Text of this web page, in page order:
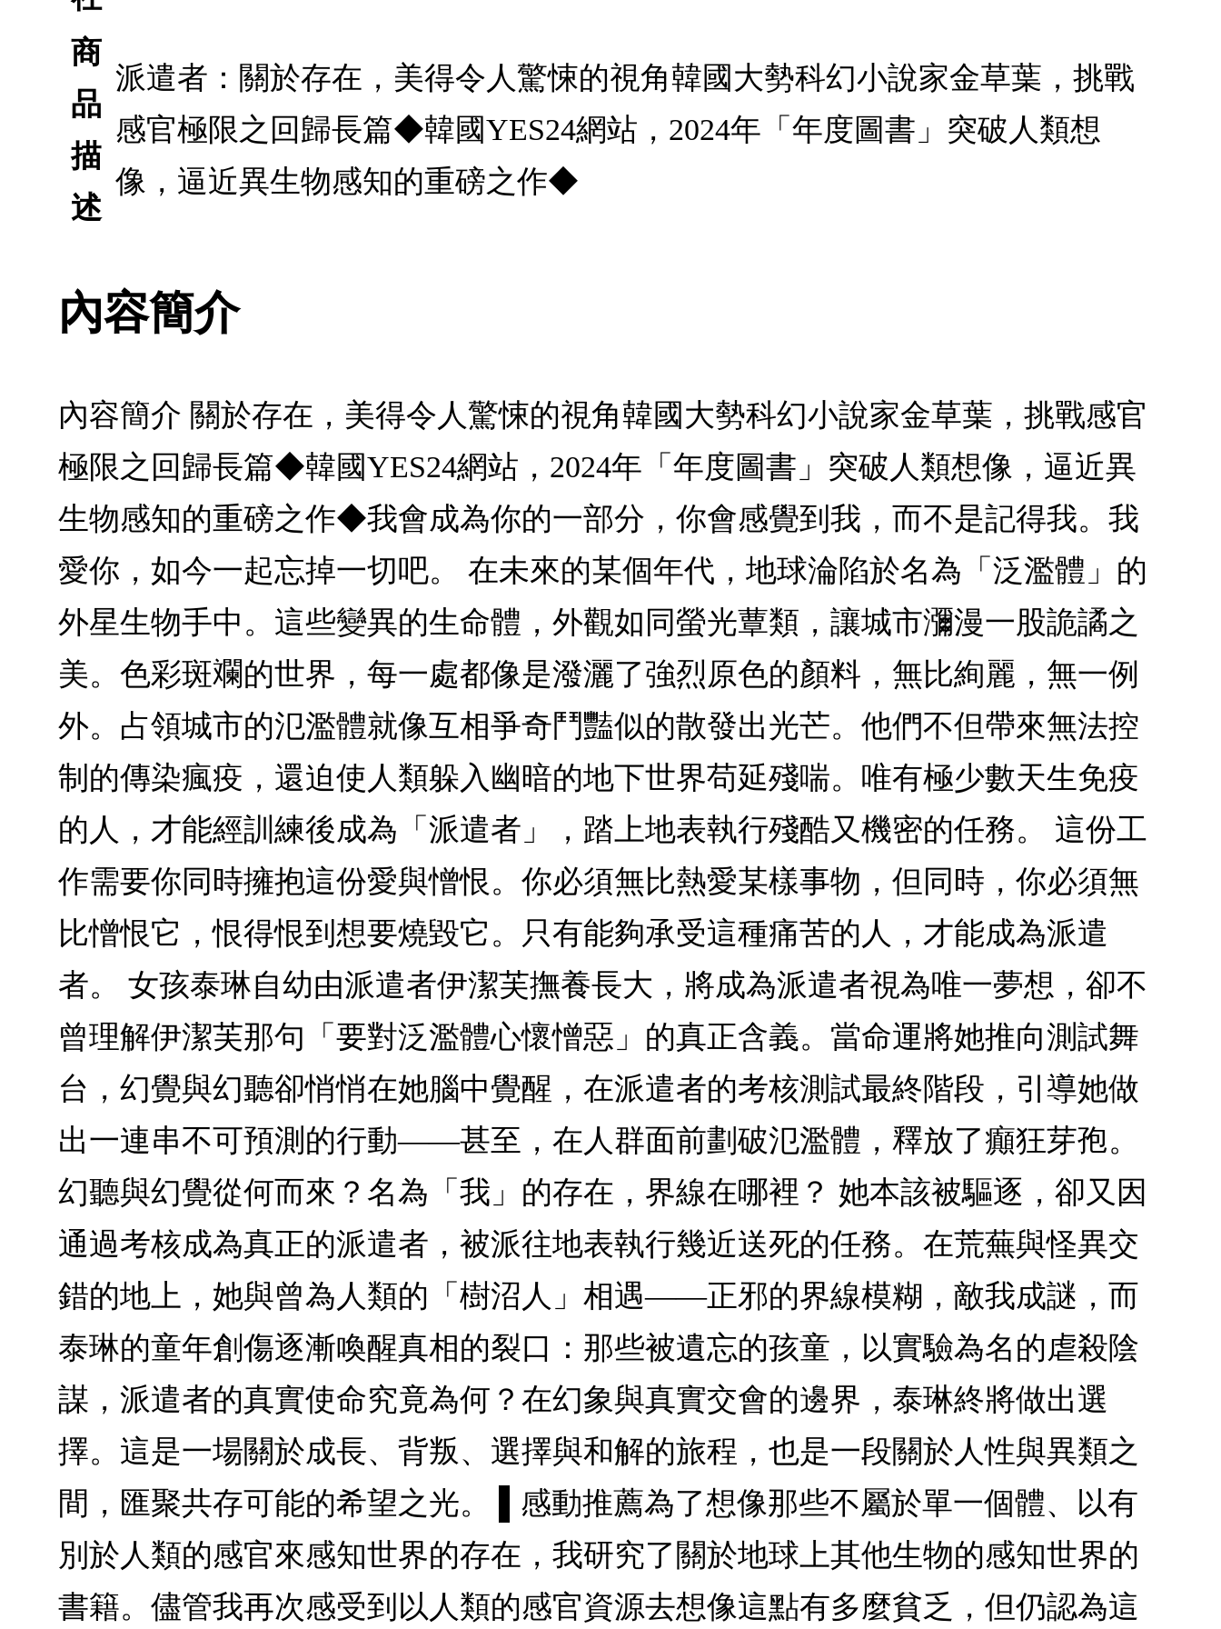
商
品
描
述
派遣者：關於存在，美得令人驚悚的視角韓國大勢科幻小說家金草葉，挑戰
感官極限之回歸長篇◆韓國YES24網站，2024年「年度圖書」突破人類想
像，逼近異生物感知的重磅之作◆
內容簡介
內容簡介 關於存在，美得令人驚悚的視角韓國大勢科幻小說家金草葉，挑戰感官
極限之回歸長篇◆韓國YES24網站，2024年「年度圖書」突破人類想像，逼近異
生物感知的重磅之作◆我會成為你的一部分，你會感覺到我，而不是記得我。我
愛你，如今一起忘掉一切吧。 在未來的某個年代，地球淪陷於名為「泛濫體」的
外星生物手中。這些變異的生命體，外觀如同螢光蕈類，讓城市瀰漫一股詭譎之
美。色彩斑斕的世界，每一處都像是潑灑了強烈原色的顏料，無比絢麗，無一例
外。占領城市的氾濫體就像互相爭奇鬥豔似的散發出光芒。他們不但帶來無法控
制的傳染瘋疫，還迫使人類躲入幽暗的地下世界苟延殘喘。唯有極少數天生免疫
的人，才能經訓練後成為「派遣者」，踏上地表執行殘酷又機密的任務。 這份工
作需要你同時擁抱這份愛與憎恨。你必須無比熱愛某樣事物，但同時，你必須無
比憎恨它，恨得恨到想要燒毀它。只有能夠承受這種痛苦的人，才能成為派遣
者。 女孩泰琳自幼由派遣者伊潔芙撫養長大，將成為派遣者視為唯一夢想，卻不
曾理解伊潔芙那句「要對泛濫體心懷憎惡」的真正含義。當命運將她推向測試舞
台，幻覺與幻聽卻悄悄在她腦中覺醒，在派遣者的考核測試最終階段，引導她做
出一連串不可預測的行動——甚至，在人群面前劃破氾濫體，釋放了癲狂芽孢。
幻聽與幻覺從何而來？名為「我」的存在，界線在哪裡？ 她本該被驅逐，卻又因
通過考核成為真正的派遣者，被派往地表執行幾近送死的任務。在荒蕪與怪異交
錯的地上，她與曾為人類的「樹沼人」相遇——正邪的界線模糊，敵我成謎，而
泰琳的童年創傷逐漸喚醒真相的裂口：那些被遺忘的孩童，以實驗為名的虐殺陰
謀，派遣者的真實使命究竟為何？在幻象與真實交會的邊界，泰琳終將做出選
擇。這是一場關於成長、背叛、選擇與和解的旅程，也是一段關於人性與異類之
間，匯聚共存可能的希望之光。 ▌感動推薦為了想像那些不屬於單一個體、以有
別於人類的感官來感知世界的存在，我研究了關於地球上其他生物的感知世界的
書籍。儘管我再次感受到以人類的感官資源去想像這點有多麼貧乏，但仍認為這